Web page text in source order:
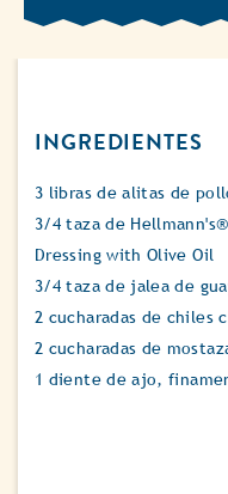
INGREDIENTES
3 libras de alitas de
3/4 taza de
Dressing with Olive Oil
3/4 taza de jalea de
2 cucharadas de chiles
2 cucharadas de
1 diente de ajo,